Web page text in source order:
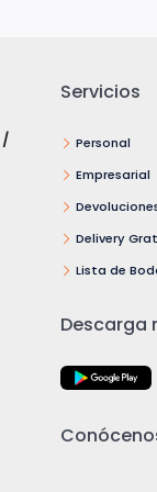
/
Servicios
Personal
Empresarial
Delivery
Lista de
Descarga